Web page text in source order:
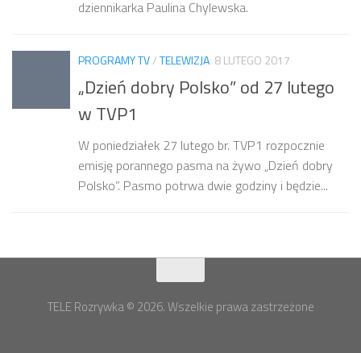
dziennikarka Paulina Chylewska.
PROGRAMY TV/TELEWIZJA 8 LUTEGO 2017
„Dzień dobry Polsko” od 27 lutego
w TVP1
W poniedziałek 27 lutego br. TVP1 rozpocznie
emisję porannego pasma na żywo „Dzień dobry
Polsko”. Pasmo potrwa dwie godziny i będzie...
TELE Rozrywka © 2026. Wszelkie prawa zastrzeżone